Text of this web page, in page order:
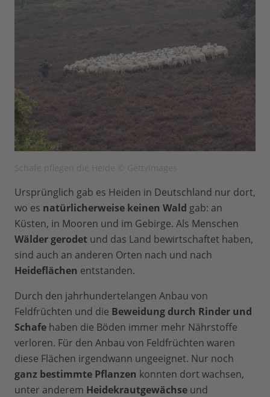
Ursprünglich gab es Heiden in Deutschland nur dort,
wo es natürlicherweise keinen Wald gab: an
Küsten, in Mooren und im Gebirge. Als Menschen
Wälder gerodet und das Land bewirtschaftet haben,
sind auch an anderen Orten nach und nach
Heideflächen entstanden.
Durch den jahrhundertelangen Anbau von
Feldfrüchten und die Beweidung durch Rinder und
Schafe haben die Böden immer mehr Nährstoffe
verloren. Für den Anbau von Feldfrüchten waren
diese Flächen irgendwann ungeeignet. Nur noch
ganz bestimmte Pflanzen konnten dort wachsen,
unter anderem Heidekrautgewächse und